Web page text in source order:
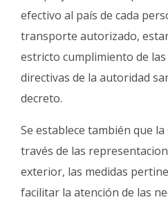
efectivo al país de cada
transporte autorizado,
estricto cumplimiento de
directivas de la autoridad
decreto.
Se establece también que
través de las
exterior, las medidas
facilitar la atención de las